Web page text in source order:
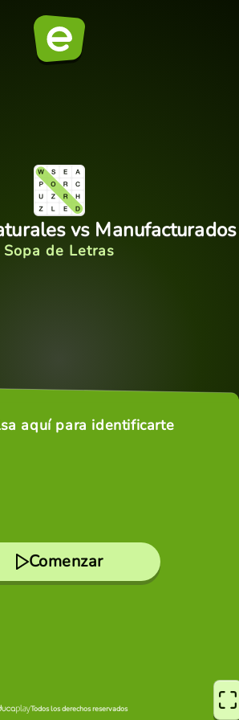
vs Manufacturados
Sopa de Letras
aquí para identificarte
Comenzar
Todos los derechos reservados